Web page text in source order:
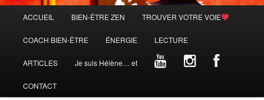
principal
ACCUEIL BIEN-ÊTRE ZEN TROUVER VOTRE VOIE
COACH BIEN-ÊTRE ÉNERGIE LECTURE
ARTICLES Je suis Hélène… et
CONTACT